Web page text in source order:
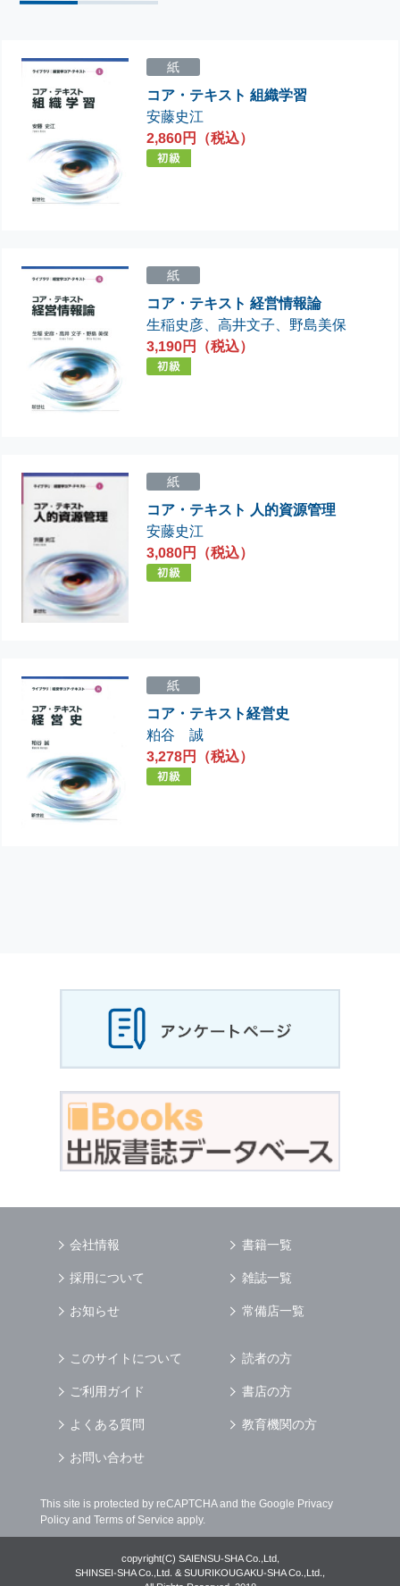
紙
コア・テキスト 組織学習
安藤史江
2,860円（税込）
紙
コア・テキスト 経営情報論
生稲史彦 、高井文子 野島美保
3,190円（税込）
紙
コア・テキスト 人的資源管理
安藤史江
3,080円（税込）
紙
コア・テキスト経営史
粕谷 誠
3,278円（税込）
会社情報
採用について
お知らせ
書籍一覧
雑誌一覧
常備店一覧
このサイトについて
ご利用ガイド
よくある質問
お問い合わせ
読者の方
書店の方
教育機関の方
This site is protected by reCAPTCHA and the Google Privacy
Policyand Terms of Service apply.
copyright(C) SAIENSU-SHA Co.,Ltd,
SHINSEI-SHA Co.,Ltd. & SUURIKOUGAKU-SHA Co.,Ltd.,